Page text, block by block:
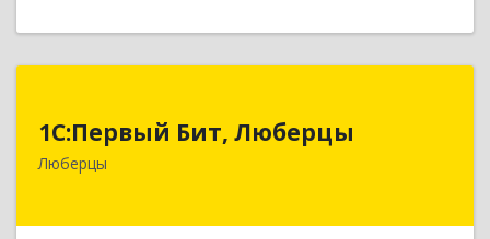
1С:Первый Бит, Люберцы
Люберцы
140009, Московская обл, Люберецкий р-н,
Люберцы г, Митрофанова ул, дом № 20А, оф.15
Подробнее